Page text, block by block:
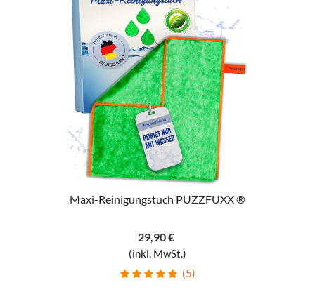
Maxi-Reinigungstuch PUZZFUXX ®
29,90 €
(inkl. MwSt.)
(5)